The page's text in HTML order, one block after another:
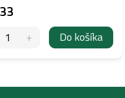
Do košíka